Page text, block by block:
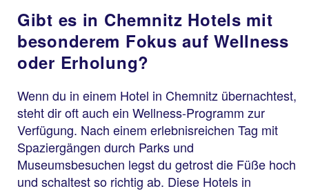
Gibt es in Chemnitz Hotels mit
besonderem Fokus auf Wellness
oder Erholung?
Wenn du in einem Hotel in Chemnitz übernachtest,
steht dir oft auch ein Wellness-Programm zur
Verfügung. Nach einem erlebnisreichen Tag mit
Spaziergängen durch Parks und
Museumsbesuchen legst du getrost die Füße hoch
und schaltest so richtig ab. Diese Hotels in